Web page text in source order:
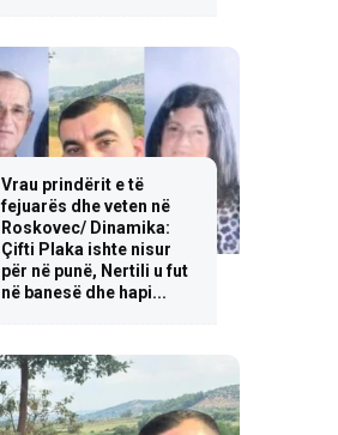
Vrau prindërit e të
fejuarës dhe veten në
Roskovec/ Dinamika:
Çifti Plaka ishte nisur
për në punë, Nertili u fut
në banesë dhe hapi...